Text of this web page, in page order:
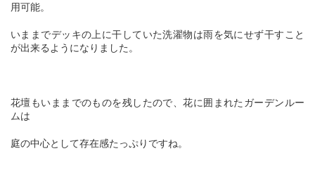
用可能。
いままでデッキの上に干していた洗濯物は雨を気にせず干すこと
が出来るようになりました。
花壇もいままでのものを残したので、花に囲まれたガーデンルー
ムは
庭の中心として存在感たっぷりですね。